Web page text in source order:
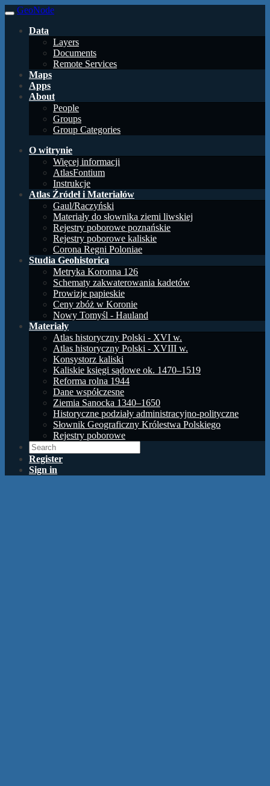
GeoNode
Data
Layers
Documents
Remote Services
Maps
Apps
About
People
Groups
Group Categories
O witrynie
Więcej informacji
AtlasFontium
Instrukcje
Atlas Źródeł i Materiałów
Gaul/Raczyński
Materiały do słownika ziemi liwskiej
Rejestry poborowe poznańskie
Rejestry poborowe kaliskie
Corona Regni Poloniae
Studia Geohistorica
Metryka Koronna 126
Schematy zakwaterowania kadetów
Prowizje papieskie
Ceny zbóż w Koronie
Nowy Tomyśl - Hauland
Materiały
Atlas historyczny Polski - XVI w.
Atlas historyczny Polski - XVIII w.
Konsystorz kaliski
Kaliskie księgi sądowe ok. 1470–1519
Reforma rolna 1944
Dane współczesne
Ziemia Sanocka 1340–1650
Historyczne podziały administracyjno-polityczne
Słownik Geograficzny Królestwa Polskiego
Rejestry poborowe
Register
Sign in